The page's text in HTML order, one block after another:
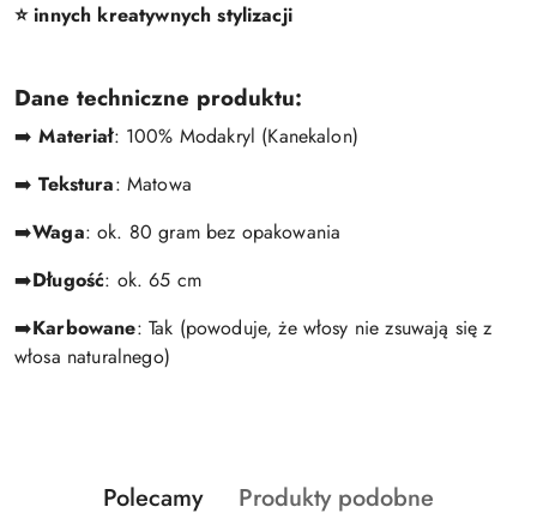
⭐️ innych kreatywnych stylizacji
Dane techniczne produktu:
➡️ Materiał: 100% Modakryl (Kanekalon)
➡️ Tekstura: Matowa
➡️Waga: ok. 80 gram bez opakowania
➡️Długość: ok. 65 cm
➡️Karbowane: Tak (powoduje, że włosy nie zsuwają się z
włosa naturalnego)
Produkty
Polecamy
Produkty
Produkty podobne